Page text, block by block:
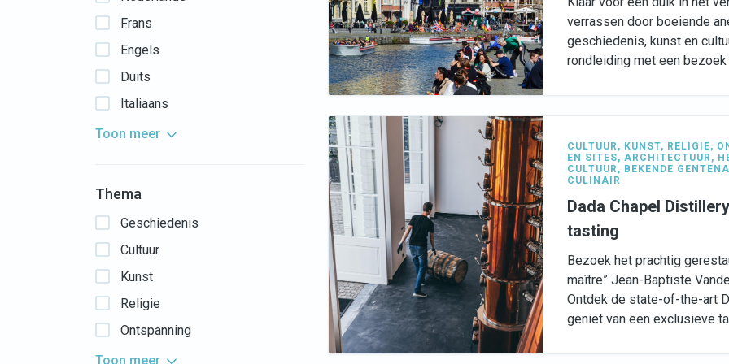
Frans
Engels
Duits
Italiaans
Toon meer
Thema
Geschiedenis
Cultuur
Kunst
Religie
Ontspanning
Toon meer
verrassen door boeiende
geschiedenis, kunst en
rondleiding met een bezoek
CULTUUR , KUNST, RELIGIE,
EN SITES, ARCHITECTUUR ,
CULTUUR , BEKENDE
CULINAIR
Dada Chapel
tasting
Bezoek het prachtig
maître” Jean-Baptiste
Ontdek de state-of-the-art
geniet van een exclusieve